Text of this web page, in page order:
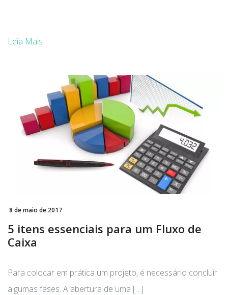
Leia Mais
8 de maio de 2017
5 itens essenciais para um Fluxo de
Caixa
Para colocar em prática um projeto, é necessário concluir
algumas fases. A abertura de uma […]